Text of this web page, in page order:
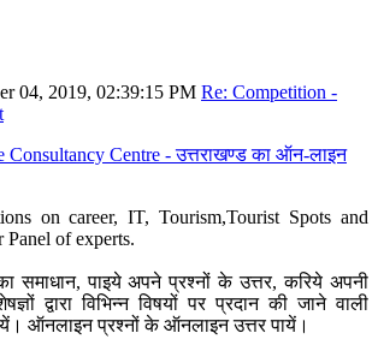
04, 2019, 02:39:15 PM Re: Competition -
Consultancy Centre - उत्तराखण्ड का ऑन-लाइन
on career, IT, Tourism,Tourist Spots and
of experts.
समाधान, पाइये अपने प्रश्नों के उत्तर, करिये अपनी
द्वारा विभिन्न विषयों पर प्रदान की जाने वाली
ऑनलाइन प्रश्नों के ऑनलाइन उत्तर पायें।